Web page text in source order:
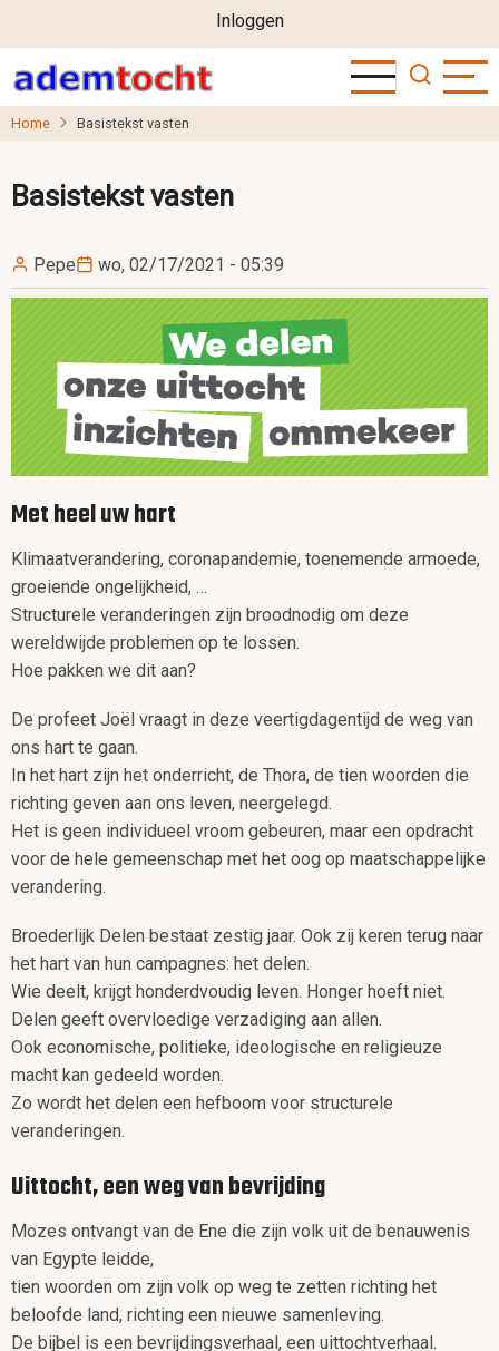
naar
de
inhoud
User
account
menu
Inloggen
Home Basistekst vasten
Basistekst vasten
Pepe wo, 02/17/2021 - 05:39
Image
Met heel uw hart
Klimaatverandering, coronapandemie, toenemende armoede,
groeiende ongelijkheid, …
Structurele veranderingen zijn broodnodig om deze
wereldwijde problemen op te lossen.
Hoe pakken we dit aan?
De profeet Joël vraagt in deze veertigdagentijd de weg van
ons hart te gaan.
In het hart zijn het onderricht, de Thora, de tien woorden die
richting geven aan ons leven, neergelegd.
Het is geen individueel vroom gebeuren, maar een opdracht
voor de hele gemeenschap met het oog op maatschappelijke
verandering.
Broederlijk Delen bestaat zestig jaar. Ook zij keren terug naar
het hart van hun campagnes: het delen.
Wie deelt, krijgt honderdvoudig leven. Honger hoeft niet.
Delen geeft overvloedige verzadiging aan allen.
Ook economische, politieke, ideologische en religieuze
macht kan gedeeld worden.
Zo wordt het delen een hefboom voor structurele
veranderingen.
Uittocht, een weg van bevrijding
Mozes ontvangt van de Ene die zijn volk uit de benauwenis
van Egypte leidde,
tien woorden om zijn volk op weg te zetten richting het
beloofde land, richting een nieuwe samenleving.
De bijbel is een bevrijdingsverhaal, een uittochtverhaal.